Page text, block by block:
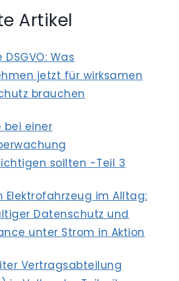
Artikel
DSGVO: Was
jetzt für wirksamen
brauchen
bei einer
sollten -Teil 3
Elektrofahrzeug im Alltag:
Datenschutz und
unter Strom in Aktion
Vertragsabteilung